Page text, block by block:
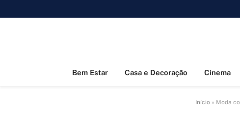
Bem Estar Casa e Decoração Cinema
Início » Moda